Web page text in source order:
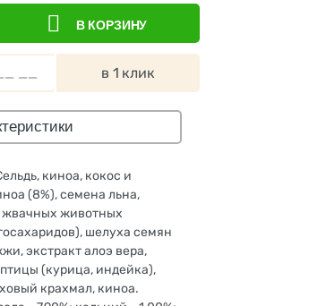
В КОРЗИНУ
в 1 клик
киноа, кокос и
(8%), семена льна,
жвачных животных
шелуха семян
экстракт алоэ вера,
(курица, индейка),
крахмал, киноа.